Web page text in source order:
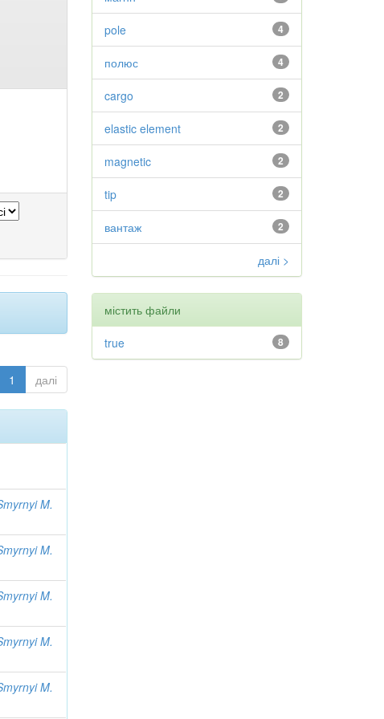
1 далі
M.
M.
M.
M.
M.
4
pole
4
полюс
2
cargo
2
elastic element
2
magnetic
2
tip
2
вантаж
далі >
містить файли
8
true